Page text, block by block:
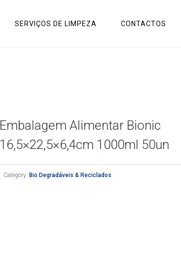
SERVIÇOS DE LIMPEZA CONTACTOS
Embalagem Alimentar Bionic
16,5×22,5×6,4cm 1000ml 50un
Category: Bio Degradáveis & Reciclados